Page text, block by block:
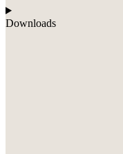
Downloads